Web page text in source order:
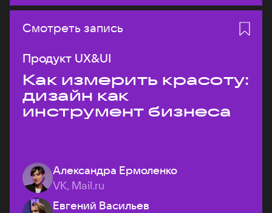
Смотреть запись
Продукт UX&UI
Как измерить красоту:
дизайн как
инструмент бизнеса
Александра Ермоленко
VK, Mail.ru
Евгений Васильев